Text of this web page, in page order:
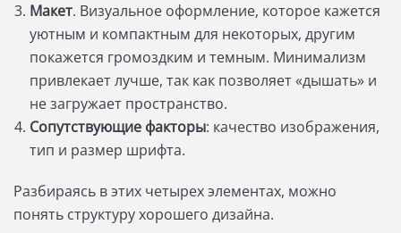
Макет. Визуальное оформление, которое кажется
уютным и компактным для некоторых, другим
покажется громоздким и темным. Минимализм
привлекает лучше, так как позволяет «дышать» и
не загружает пространство.
Сопутствующие факторы: качество изображения,
тип и размер шрифта.
Разбираясь в этих четырех элементах, можно
понять структуру хорошего дизайна.